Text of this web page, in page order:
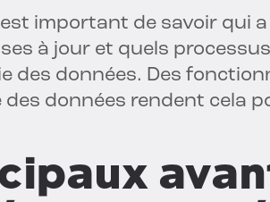
est important de savoir qui
à jour et quels
des données. Des
données rendent cela